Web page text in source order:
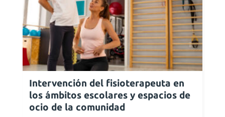
Intervención del fisioterapeuta en
los ámbitos escolares y espacios de
ocio de la comunidad